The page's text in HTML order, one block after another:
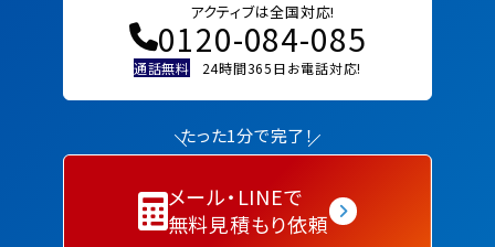
アクティブは全国対応!
0120-084-085
通話無料 24時間365日お電話対応!
たった1分で完了！
メール・LINEで
無料見積もり依頼